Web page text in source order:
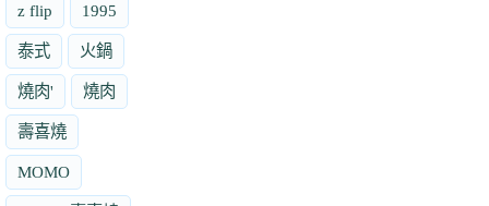
z flip 1995
泰式 火鍋
燒肉' 燒肉
壽喜燒
MOMO